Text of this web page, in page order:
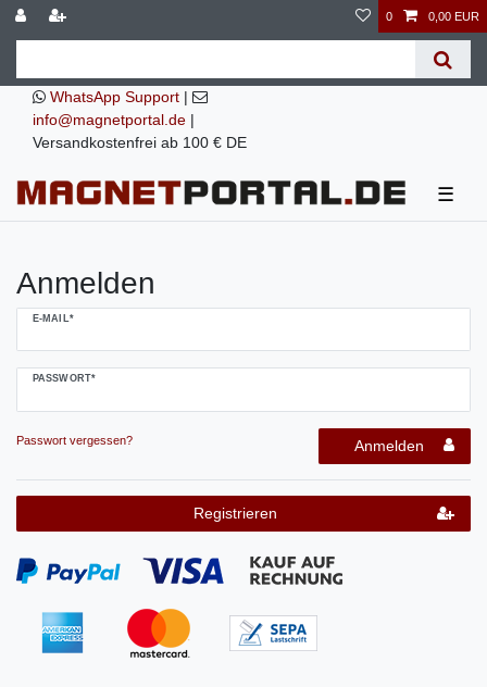
0 0,00 EUR
WhatsApp Support |
info@magnetportal.de |
Versandkostenfrei ab 100 € DE
☰
Anmelden
E-MAIL*
PASSWORT*
Passwort vergessen? Anmelden
Registrieren